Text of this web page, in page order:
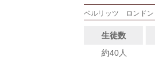
ベルリッツ ロンドン
生徒数
約40人